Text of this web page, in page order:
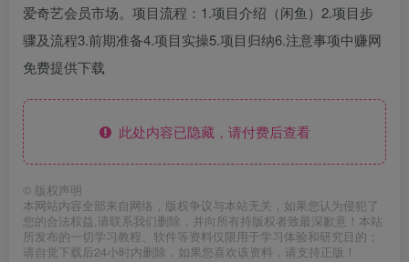
爱奇艺会员市场。项目流程：1.项目介绍（闲鱼）2.项目步
骤及流程3.前期准备4.项目实操5.项目归纳6.注意事项中赚网
免费提供下载
此处内容已隐藏，请付费后查看
© 版权声明
本网站内容全部来自网络，版权争议与本站无关，如果您认为侵犯了
您的合法权益,请联系我们删除，并向所有持版权者致最深歉意！本站
所发布的一切学习教程、软件等资料仅限用于学习体验和研究目的；
请自觉下载后24小时内删除，如果您喜欢该资料，请支持正版！